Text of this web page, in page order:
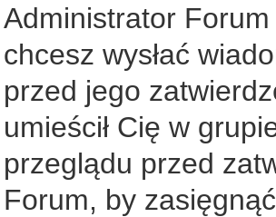
Administrator
chcesz wysłać
przed jego
umieścił Cię w
przeglądu przed
Forum, by